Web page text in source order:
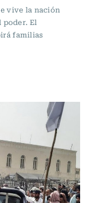
vive la nación
poder. El
familias